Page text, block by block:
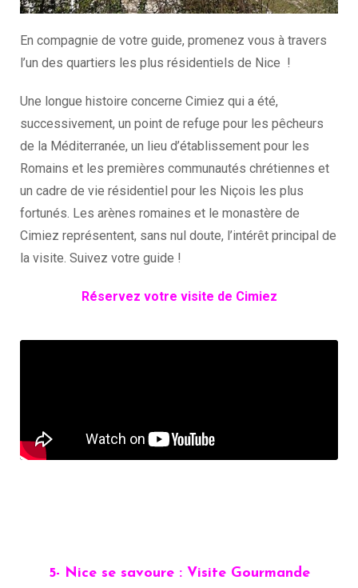
En compagnie de votre guide, promenez vous à travers
l’un des quartiers les plus résidentiels de Nice !
Une longue histoire concerne Cimiez qui a été,
successivement, un point de refuge pour les pêcheurs
de la Méditerranée, un lieu d’établissement pour les
Romains et les premières communautés chrétiennes et
un cadre de vie résidentiel pour les Niçois les plus
fortunés. Les arènes romaines et le monastère de
Cimiez représentent, sans nul doute, l’intérêt principal de
la visite. Suivez votre guide !
Réservez votre visite de Cimiez
5- Nice se savoure : Visite Gourmande